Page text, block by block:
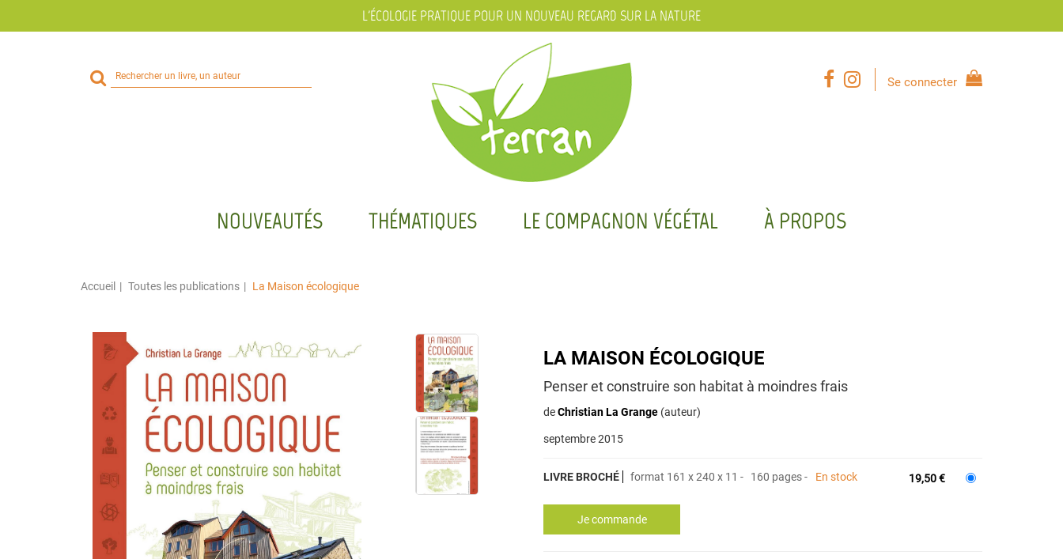
L'ÉCOLOGIE PRATIQUE POUR UN NOUVEAU REGARD SUR LA NATURE
Rechercher
sur
Se connecter
NOUVEAUTÉS THÉMATIQUES LE COMPAGNON VÉGÉTAL À PROPOS
Accueil Toutes les publications La Maison écologique
LA MAISON ÉCOLOGIQUE
Penser et construire son habitat à moindres frais
deChristian La Grange (auteur)
septembre 2015
LIVRE BROCHÉ format 161 x 240 x 11 160 pages En stock 19,50 €